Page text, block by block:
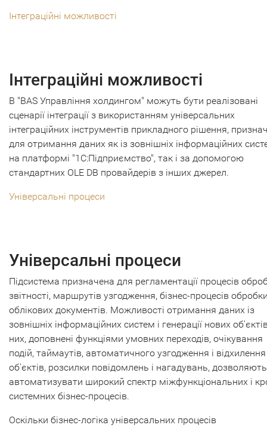
Інтеграційні можливості
Інтеграційні можливості
В "BAS Управління холдингом" можуть бути реалізовані
сценарії інтеграції з використанням універсальних
інтеграційних інструментів прикладного рішення,
для отримання даних як із зовнішніх інформаційних
на платформі "1С:Підприємство", так і за допомогою
стандартних OLE DB провайдерів з інших джерел.
Універсальні процеси
Універсальні процеси
Підсистема призначена для регламентації процесів
звітності, маршрутів узгодження, бізнес-процесів
облікових документів. Можливості отримання даних із
зовнішніх інформаційних систем і генерації нових
них, доповнені функціями умовних переходів, очікування
подій, таймаутів, автоматичного узгодження і відхилення
об'єктів, розсилки повідомлень і нагадувань, дозволяють
автоматизувати широкий спектр міжфункціональних і
системних бізнес-процесів.
Оскільки бізнес-логіка універсальних процесів